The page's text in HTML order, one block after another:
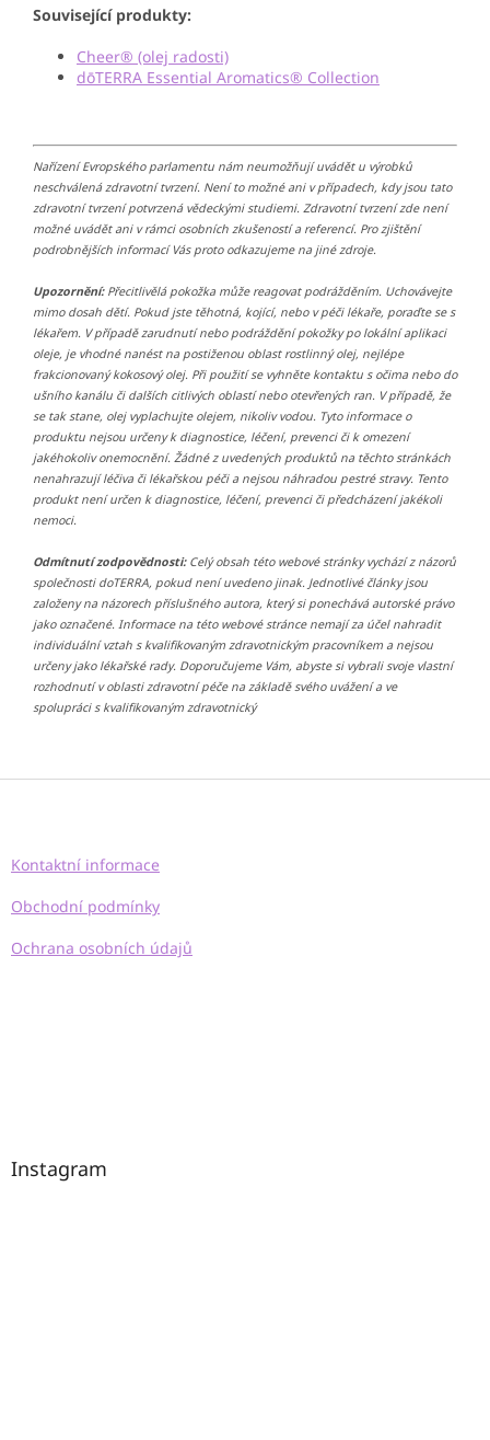
Související produkty:
Cheer® (olej radosti)
dōTERRA Essential Aromatics® Collection
Nařízení Evropského parlamentu nám neumožňují uvádět u výrobků
neschválená zdravotní tvrzení. Není to možné ani v případech, kdy jsou tato
zdravotní tvrzení potvrzená vědeckými studiemi. Zdravotní tvrzení zde není
možné uvádět ani v rámci osobních zkušeností a referencí. Pro zjištění
podrobnějších informací Vás proto odkazujeme na jiné zdroje.
Upozornění: Přecitlivělá pokožka může reagovat podrážděním. Uchovávejte
mimo dosah dětí. Pokud jste těhotná, kojící, nebo v péči lékaře, poraďte se s
lékařem. V případě zarudnutí nebo podráždění pokožky po lokální aplikaci
oleje, je vhodné nanést na postiženou oblast rostlinný olej, nejlépe
frakcionovaný kokosový olej. Při použití se vyhněte kontaktu s očima nebo do
ušního kanálu či dalších citlivých oblastí nebo otevřených ran. V případě, že
se tak stane, olej vyplachujte olejem, nikoliv vodou. Tyto informace o
produktu nejsou určeny k diagnostice, léčení, prevenci či k omezení
jakéhokoliv onemocnění. Žádné z uvedených produktů na těchto stránkách
nenahrazují léčiva či lékařskou péči a nejsou náhradou pestré stravy. Tento
produkt není určen k diagnostice, léčení, prevenci či předcházení jakékoli
nemoci.
Odmítnutí zodpovědnosti:Celý obsah této webové stránky vychází z názorů
společnosti doTERRA, pokud není uvedeno jinak. Jednotlivé články jsou
založeny na názorech příslušného autora, který si ponechává autorské právo
jako označené. Informace na této webové stránce nemají za účel nahradit
individuální vztah s kvalifikovaným zdravotnickým pracovníkem a nejsou
určeny jako lékařské rady. Doporučujeme Vám, abyste si vybrali svoje vlastní
rozhodnutí v oblasti zdravotní péče na základě svého uvážení a ve
spolupráci s kvalifikovaným zdravotnický
Z
Kontaktní informace
Obchodní podmínky
Ochrana osobních údajů
Instagram